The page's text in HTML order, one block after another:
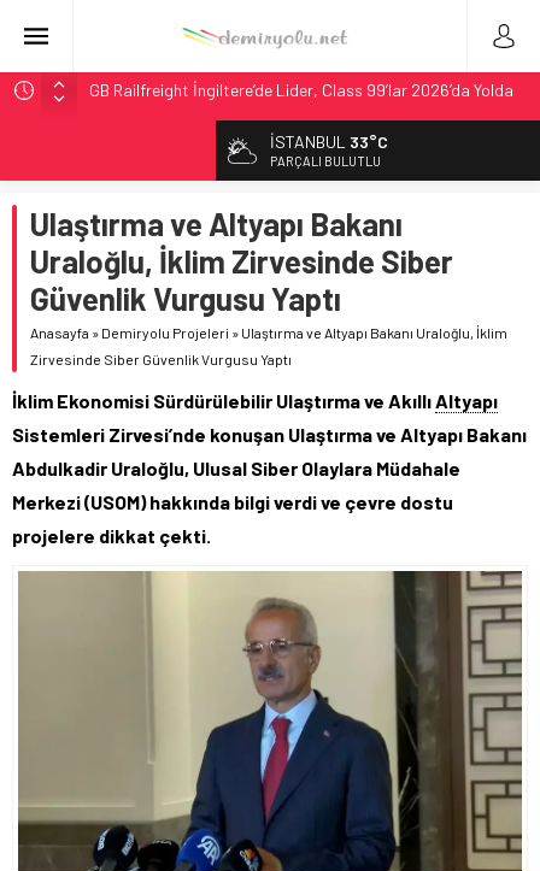
GB Railfreight İngiltere’de Lider, Class 99’lar 2026’da Yolda
İngiltere Demiryolunda Tarihi Entegrasyon: GBR Anglia
Malezya Havayolları, TGV ile 28 Fransız Şehrine Tek Bilet
ÖBB ve RFI’dan Brenner’da 15 Günlük Bakım: Tren Seferleri
Duruyor
DB Modernizasyon Programı: 70. İstasyona Ulaşıldı
İSTANBUL 33°C
PARÇALI BULUTLU
Ulaştırma ve Altyapı Bakanı
Uraloğlu, İklim Zirvesinde Siber
Güvenlik Vurgusu Yaptı
Anasayfa » Demiryolu Projeleri » Ulaştırma ve Altyapı Bakanı Uraloğlu, İklim
Zirvesinde Siber Güvenlik Vurgusu Yaptı
İklim Ekonomisi Sürdürülebilir Ulaştırma ve AkıllıAltyapı
Sistemleri Zirvesi’nde konuşan Ulaştırma ve Altyapı Bakanı
Abdulkadir Uraloğlu, Ulusal Siber Olaylara Müdahale
Merkezi (USOM) hakkında bilgi verdi ve çevre dostu
projelere dikkat çekti.